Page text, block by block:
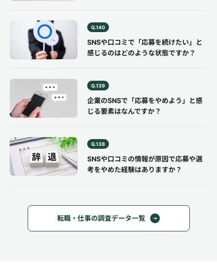
Q.140
SNSや口コミで「応募を続けたい」と
感じるのはどのような状態ですか？
Q.139
企業のSNSで「応募をやめよう」と感
じる要素はなんですか？
Q.138
SNSや口コミの情報が原因で応募や選
考をやめた経験はありますか？
転職・仕事の調査データ一覧